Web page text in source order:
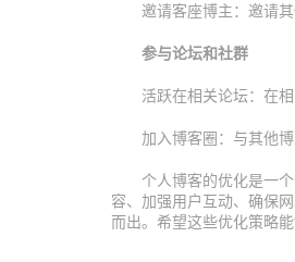
邀请客座博主：邀请
参与论坛和社群
活跃在相关论坛：在
加入博客圈：与其他
个人博客的优化是一
容、加强用户互动、确保
而出。希望这些优化策略